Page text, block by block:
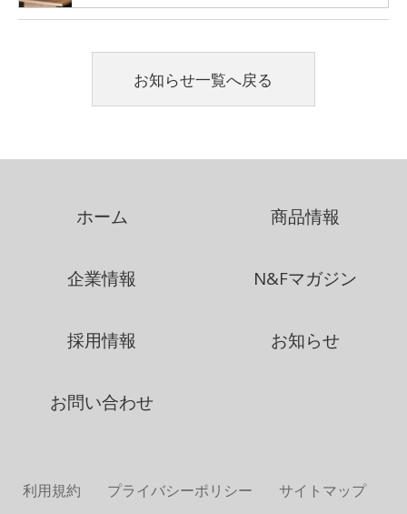
お知らせ一覧へ戻る
ホーム 商品情報
企業情報 N&Fマガジン
採用情報 お知らせ
お問い合わせ
利用規約 プライバシーポリシー サイトマップ